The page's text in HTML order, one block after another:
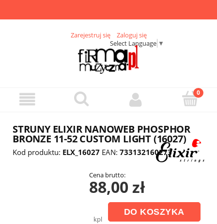
Zarejestruj się
Zaloguj się
Select Language ▼
STRUNY ELIXIR NANOWEB PHOSPHOR
BRONZE 11-52 CUSTOM LIGHT (16027)
Kod produktu: ELX_16027 EAN: 733132160273
Cena brutto:
88,00 zł
kpl
DO KOSZYKA